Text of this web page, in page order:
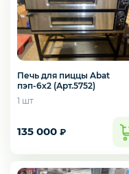
Печь для пиццы Abat
пэп-6х2 (Арт.5752)
1 шт
135 000 ₽